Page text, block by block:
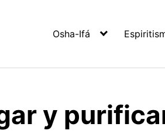
Osha-Ifá
y